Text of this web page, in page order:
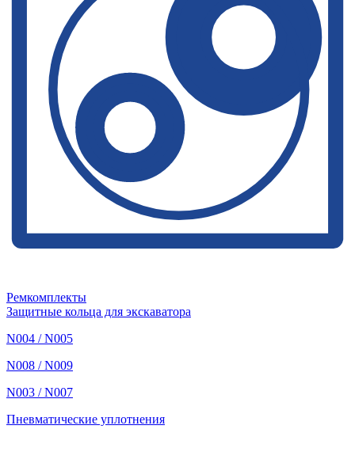
Ремкомплекты
Защитные кольца для экскаватора
N004 / N005
N008 / N009
N003 / N007
Пневматические уплотнения